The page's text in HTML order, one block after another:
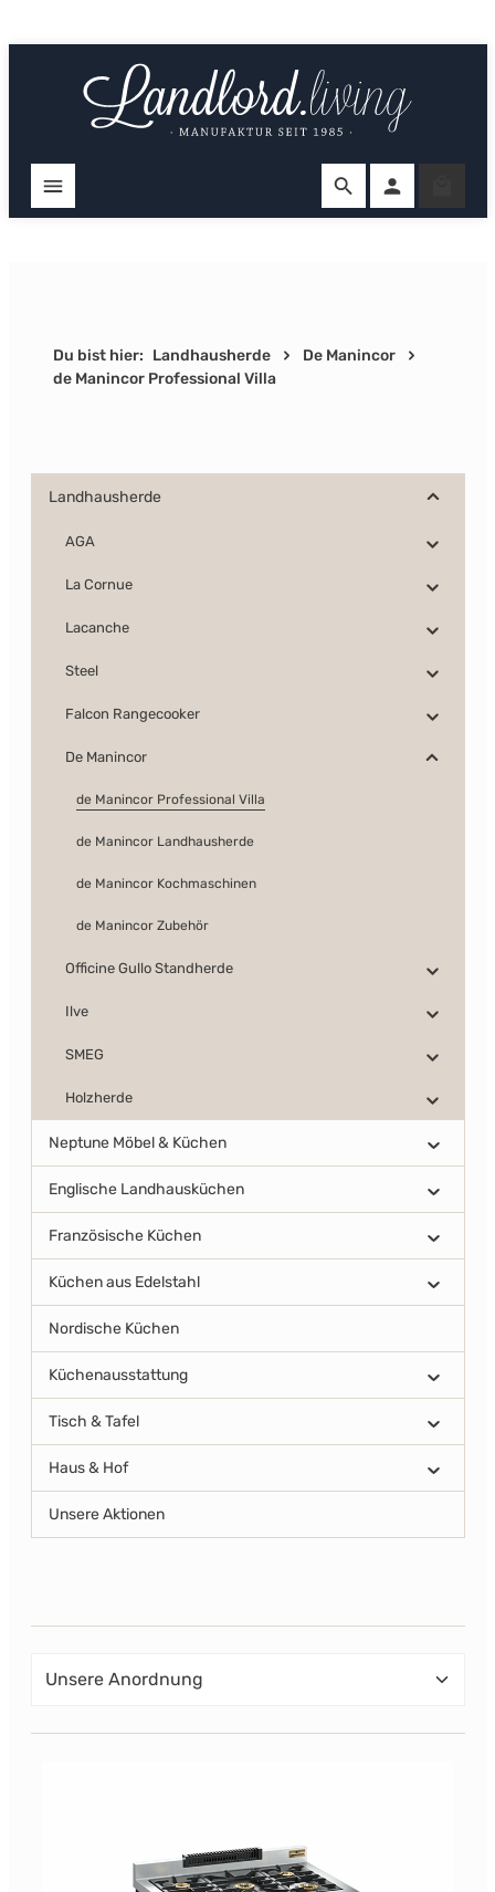
Du bist hier: Landhausherde
De Manincor
de Manincor Professional Villa
Landhausherde
AGA
La Cornue
Lacanche
Steel
Falcon Rangecooker
De Manincor
de Manincor Professional Villa
de Manincor Landhausherde
de Manincor Kochmaschinen
de Manincor Zubehör
Officine Gullo Standherde
Ilve
SMEG
Holzherde
Neptune Möbel & Küchen
Englische Landhausküchen
Französische Küchen
Küchen aus Edelstahl
Nordische Küchen
Küchenausstattung
Tisch & Tafel
Haus & Hof
Unsere Aktionen